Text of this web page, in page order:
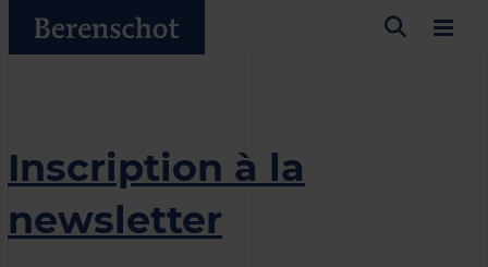
Inscription à la
newsletter